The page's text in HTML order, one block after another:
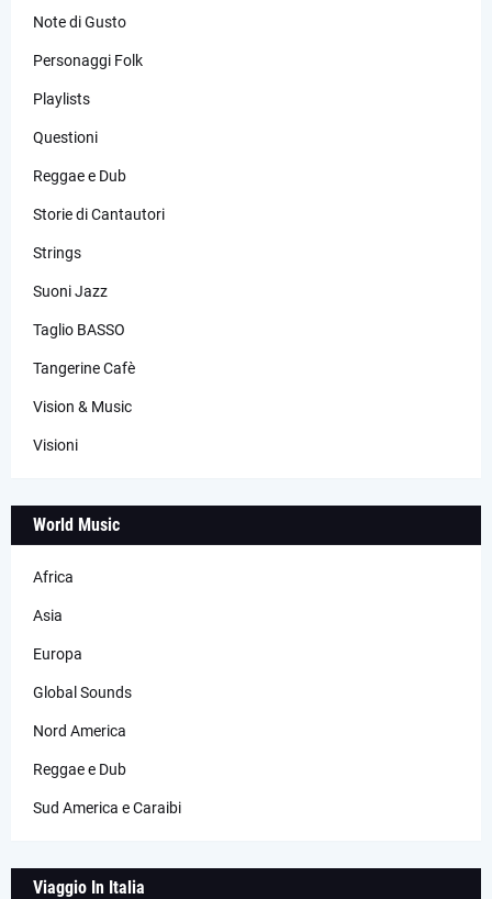
Note di Gusto
Personaggi Folk
Playlists
Questioni
Reggae e Dub
Storie di Cantautori
Strings
Suoni Jazz
Taglio BASSO
Tangerine Cafè
Vision & Music
Visioni
World Music
Africa
Asia
Europa
Global Sounds
Nord America
Reggae e Dub
Sud America e Caraibi
Viaggio In Italia